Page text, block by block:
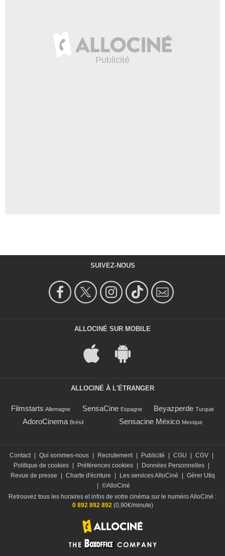
SUIVEZ-NOUS
ALLOCINÉ SUR MOBILE
ALLOCINÉ À L'ÉTRANGER
Filmstarts Allemagne SensaCine Espagne Beyazperde Turquie
AdoroCinema Brésil Sensacine México Mexique
Contact | Qui sommes-nous | Recrutement | Publicité | CGU | CGV |
Politique de cookies | Préférences cookies | Données Personnelles |
Revue de presse
| Charte d'écriture | Les services AlloCiné | Gérer Utiq
| ©AlloCiné
Retrouvez tous les horaires et infos de votre cinéma sur le numéro AlloCiné :
0 892 892 892 (0,90€/minute)